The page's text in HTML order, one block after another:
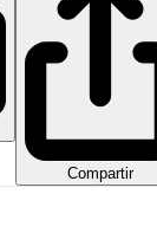
Compartir